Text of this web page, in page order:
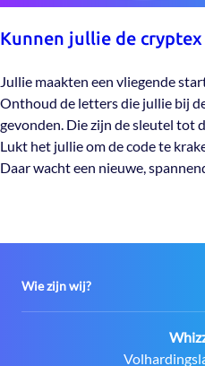
Kunnen jullie de cryptex
Jullie maakten een vliegende
Onthoud de letters die jullie bij
gevonden. Die zijn de sleutel tot
Lukt het jullie om de code te
Daar wacht een nieuwe,
Wie zijn wij?
Adres: